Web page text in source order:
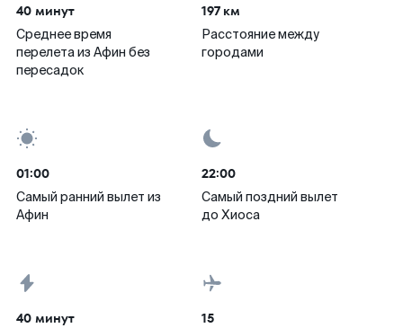
40 минут
Среднее время
перелета из Афин без
пересадок
197 км
Расстояние между
городами
01:00
Самый ранний вылет из
Афин
22:00
Самый поздний вылет
до Хиоса
40 минут 15